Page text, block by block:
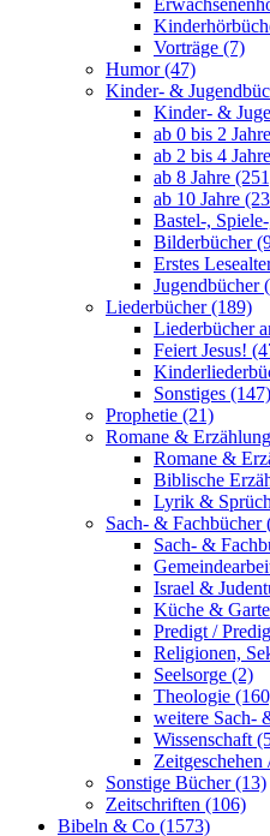
Vorträge (7)
Humor (47)
Kinder- &
Kinder- &
ab 0 bis 2
ab 2 bis 4
ab 8 Jahre
ab 10 Jahre
Bastel-,
Bilderbücher
Erstes
Jugendbücher
Liederbücher (189)
Liederbücher
Feiert Jesus!
Sonstiges (147)
Prophetie (21)
Romane &
Romane &
Biblische
Lyrik &
Sach- & Fachbücher
Sach- &
Israel &
Küche &
Predigt /
Religionen,
Seelsorge (2)
Theologie
weitere Sach-
Wissenschaft
Sonstige Bücher (13)
Zeitschriften (106)
Bibeln & Co (1573)